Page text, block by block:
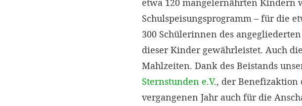
etwa 120 mangelernährten Kindern
Schulspeisungsprogramm – für die
300 Schülerinnen des
dieser Kinder gewährleistet. Auch
Mahlzeiten. Dank des Beistands
Sternstunden e.V., der
vergangenen Jahr auch für die